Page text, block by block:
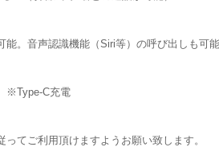
。音声認識機能（Siri等）の呼び出しも可能
※Type-C充電
てご利用頂けますようお願い致します。